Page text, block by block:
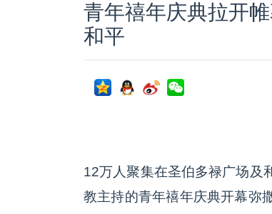
青年禧年庆典拉开
和平
12万人聚集在圣伯多禄广场及
教主持的青年禧年庆典开幕弥